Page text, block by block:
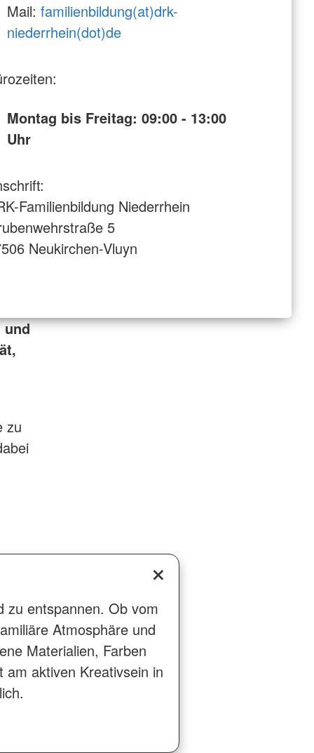
Mail: familienbildung(at)drk-
niederrhein(dot)de
Montag bis Freitag: 09:00 - 13:00
Uhr
Familienbildung Niederrhein
5
Neukirchen-Vluyn
und
zu
zu entspannen. Ob vom
Atmosphäre und
Materialien, Farben
aktiven Kreativsein in